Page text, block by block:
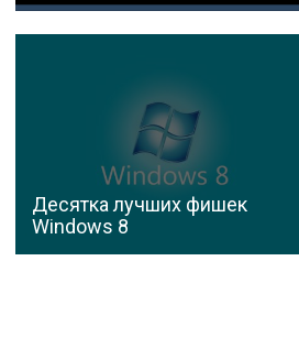
Десятка лучших фишек
Windows 8